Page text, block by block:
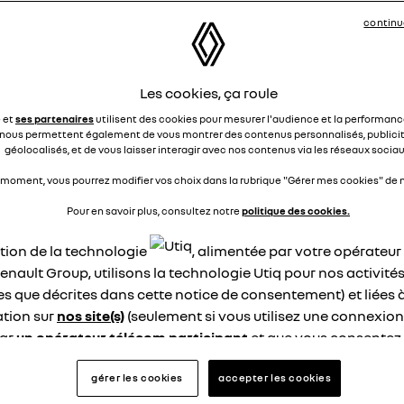
des differentes forums?, des problèmes avec les garages
qui "ne sont pas competents" sur ces voitures (comme
le disent ?), des problèmes pour recharger en ville ?
vous que rouler en électrique est plus cher que rouler
beaucoup pour vos éclaircissements.
20
les 25 réponses à la question Questions ZOE
p.ca63436351
Le30 septembre 2019à14:03
un zoe depuis 6 ans pour faire 45 KM pour aller au
soucis pour la voiture sauf les pneus que j'ai changé mais les
Les cookies, ça roule
etses partenairesutilisent des cookies pour mesurer l'audience et la
permettent également de vous montrer des contenus personnalisés,
géolocalisés, et de vous laisser interagir avec nos contenus via les réseaux
vous pourrez modifier vos choix dans la rubrique "Gérer mes cookies" de
Pour en savoir plus, consultez notrepolitique des cookies.
de la technologie
, alimentée par votre
Group, utilisons la technologie Utiq pour nos
que décrites dans cette notice de consentement) et liées
sur nos site(s) (seulement si vous utilisez une
un opérateur télécom participant et que vous
site).
Utiq a été conçue pour la protection de vos données
gérer les cookies accepter les cookies